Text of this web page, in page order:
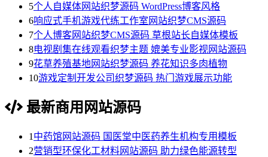
5个人自媒体网站织梦源码 WordPress博客风格
6响应式手机游戏代练工作室网站织梦CMS源码
7个人博客网站织梦CMS源码 草根站长自媒体模板
8电视剧集在线观看织梦主题 媲美专业影视网站源码
9花草养殖基地网站织梦源码 养花知识多肉植物
10游戏定制开发公司织梦源码 热门游戏展示功能
最新商用网站源码
1 中药馆网站源码 国医堂中医药养生机构专用模板
2营销型环保化工材料网站源码 助力绿色能源转型